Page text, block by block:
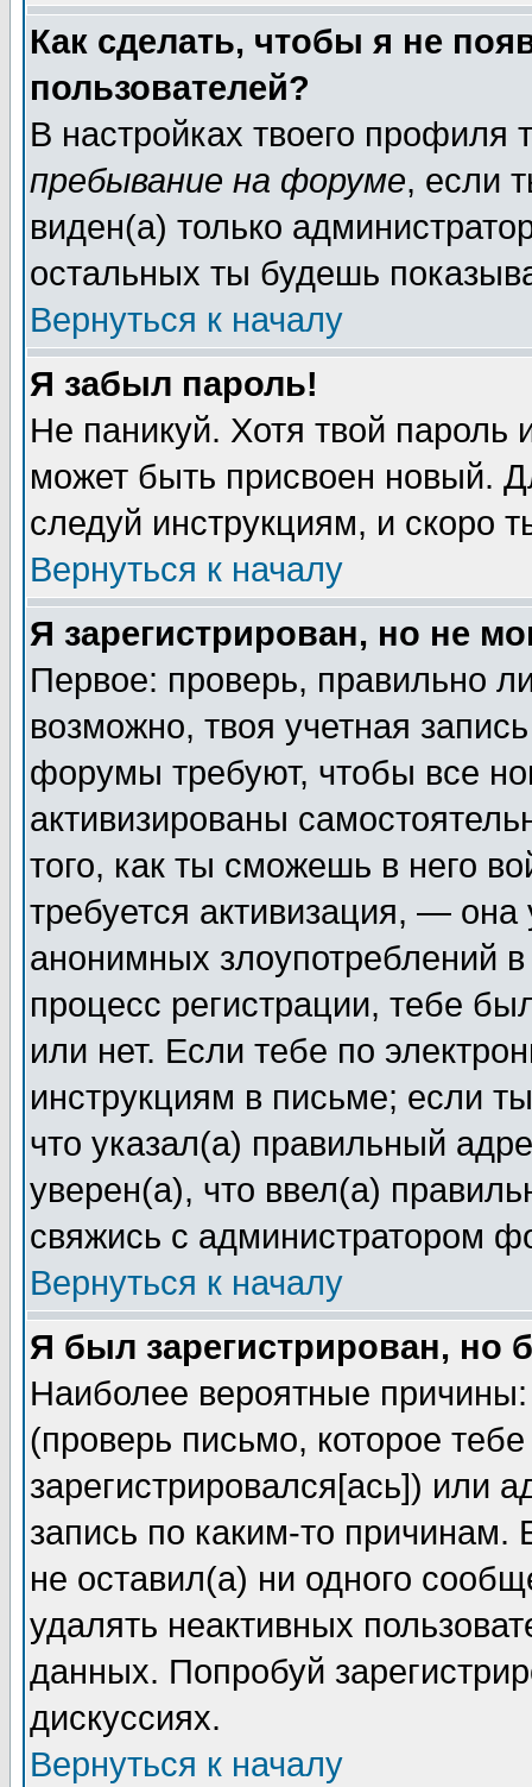
Как сделать, чтобы я не
пользователей?
В настройках твоего
пребывание на форуме, если
виден(а) только
остальных ты будешь
Вернуться к началу
Я забыл пароль!
Не паникуй. Хотя твой пароль
может быть присвоен новый.
следуй инструкциям, и скоро
Вернуться к началу
Я зарегистрирован, но не
Первое: проверь, правильно
возможно, твоя учетная
форумы требуют, чтобы все
активизированы
того, как ты сможешь в него
требуется активизация, —
анонимных злоупотреблений
процесс регистрации, тебе
или нет. Если тебе по
инструкциям в письме; если
что указал(а) правильный
уверен(а), что ввел(а)
свяжись с администратором
Вернуться к началу
Я был зарегистрирован, но
Наиболее вероятные
(проверь письмо, которое
зарегистрировался[ась]) или
запись по каким-то причинам.
не оставил(а) ни одного
удалять неактивных
данных. Попробуй
дискуссиях.
Вернуться к началу